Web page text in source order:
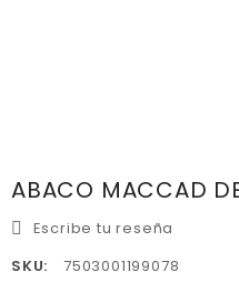
ABACO MACCAD
Escribe tu reseña
SKU:
7503001199078